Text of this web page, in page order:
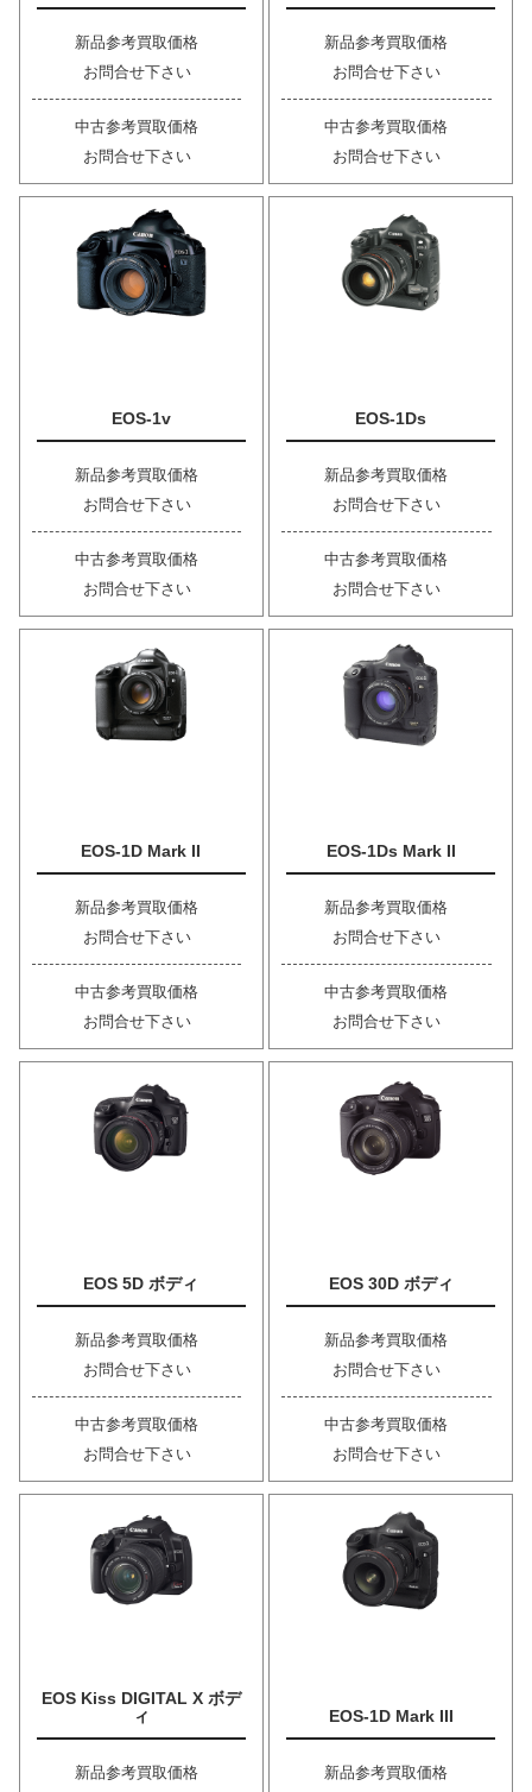
新品参考買取価格
お問合せ下さい
中古参考買取価格
お問合せ下さい
新品参考買取価格
お問合せ下さい
中古参考買取価格
お問合せ下さい
EOS-1v
新品参考買取価格
お問合せ下さい
中古参考買取価格
お問合せ下さい
EOS-1Ds
新品参考買取価格
お問合せ下さい
中古参考買取価格
お問合せ下さい
EOS-1D Mark II
新品参考買取価格
お問合せ下さい
中古参考買取価格
お問合せ下さい
EOS-1Ds Mark II
新品参考買取価格
お問合せ下さい
中古参考買取価格
お問合せ下さい
EOS 5D ボディ
新品参考買取価格
お問合せ下さい
中古参考買取価格
お問合せ下さい
EOS 30D ボディ
新品参考買取価格
お問合せ下さい
中古参考買取価格
お問合せ下さい
EOS Kiss DIGITAL X ボデ
ィ
新品参考買取価格
EOS-1D Mark III
新品参考買取価格